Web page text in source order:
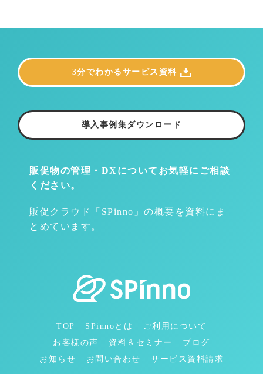
販促物の管理・DXについて お気軽にご相談
ください。
販促クラウド「SPinno」の概要を資料にま
とめています。
3分でわかるサービス資料
導入事例集ダウンロード
TOP SPinnoとは
ご利用について
お客様の声
資料＆セミナー
ブログ
お知らせ
お問い合わせ サービス資料請求